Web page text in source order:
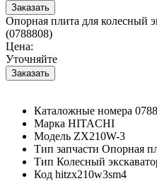
Опорная плита для колесный
(0788808)
Цена:
Уточняйте
Каталожные номера
Марка HITACHI
Модель ZX210W-3
Тип запчасти Опорная
Тип Колесный
Код hitzx210w3sm4